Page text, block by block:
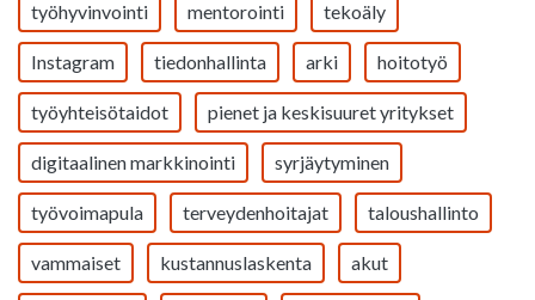
työhyvinvointi mentorointi tekoäly
Instagram tiedonhallinta arki hoitotyö
työyhteisötaidot pienet ja keskisuuret yritykset
digitaalinen markkinointi syrjäytyminen
työvoimapula terveydenhoitajat taloushallinto
vammaiset kustannuslaskenta akut